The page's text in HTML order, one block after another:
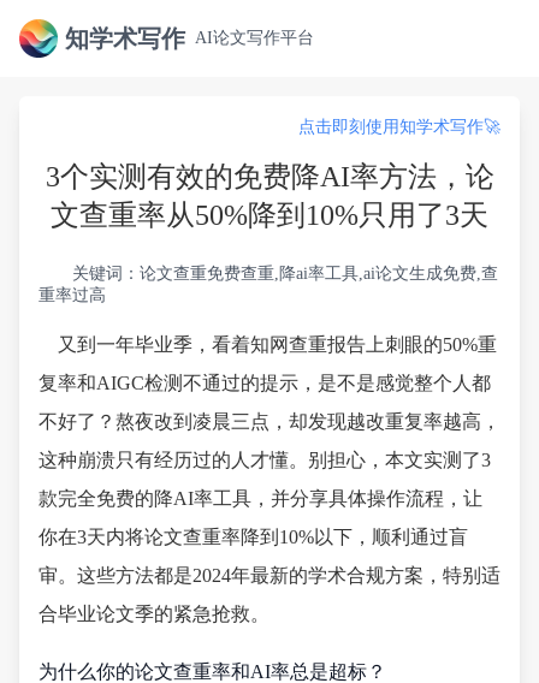
知学术写作 AI论文写作平台
点击即刻使用知学术写作🚀
3个实测有效的免费降AI率方法，论
文查重率从50%降到10%只用了3天
关键词：论文查重免费查重,降ai率工具,ai论文生成免费,查
重率过高
又到一年毕业季，看着知网查重报告上刺眼的50%重
复率和AIGC检测不通过的提示，是不是感觉整个人都
不好了？熬夜改到凌晨三点，却发现越改重复率越高，
这种崩溃只有经历过的人才懂。别担心，本文实测了3
款完全免费的降AI率工具，并分享具体操作流程，让
你在3天内将论文查重率降到10%以下，顺利通过盲
审。这些方法都是2024年最新的学术合规方案，特别适
合毕业论文季的紧急抢救。
为什么你的论文查重率和AI率总是超标？